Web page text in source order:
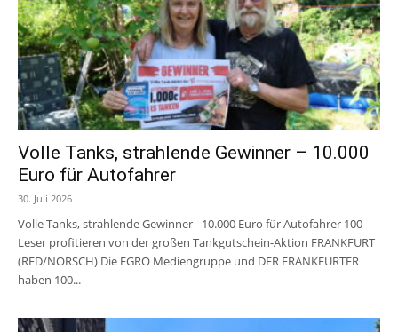
Volle Tanks, strahlende Gewinner – 10.000
Euro für Autofahrer
30. Juli 2026
Volle Tanks, strahlende Gewinner - 10.000 Euro für Autofahrer 100
Leser profitieren von der großen Tankgutschein-Aktion FRANKFURT
(RED/NORSCH) Die EGRO Mediengruppe und DER FRANKFURTER
haben 100...